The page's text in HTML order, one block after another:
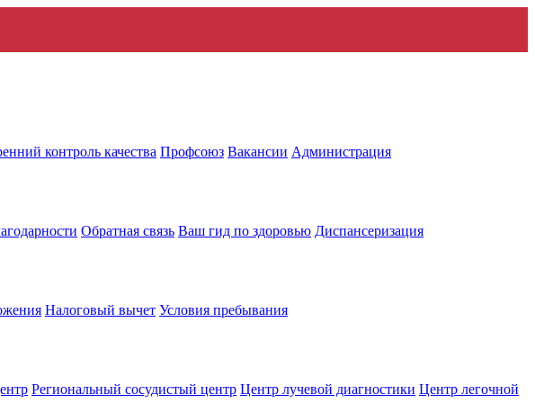
контроль качества Профсоюз Вакансии Администрация
Обратная связь Ваш гид по здоровью Диспансеризация
Налоговый вычет Условия пребывания
Региональный сосудистый центр Центр лучевой диагностики Центр легочной